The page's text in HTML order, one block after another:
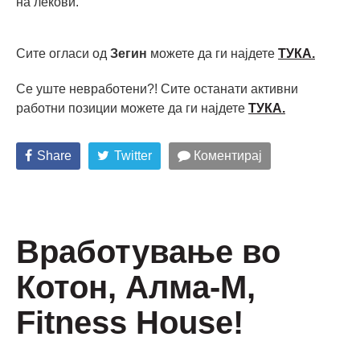
Сите огласи од Зегин можете да ги најдете ТУКА.
Се уште невработени?! Сите останати активни
работни позиции можете да ги најдете ТУКА.
Share Twitter Коментирај
Вработување во
Котон, Алма-М,
Fitness House!